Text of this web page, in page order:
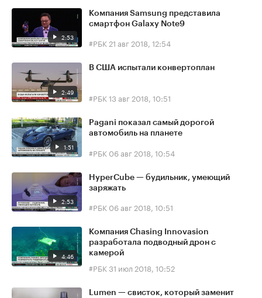
2:53
Компания Samsung представила
смартфон Galaxy Note9
#РБК 21 авг 2018, 12:54
2:49
В США испытали конвертоплан
#РБК13 авг 2018, 10:51
1:51
Pagani показал самый дорогой
автомобиль на планете
#РБК 06 авг 2018, 10:54
2:53
HyperCube — будильник, умеющий
заряжать
#РБК 06 авг 2018, 10:51
4:46
Компания Chasing Innovasion
разработала подводный дрон с
камерой
#РБК31 июл 2018, 10:52
Lumen — свисток, который заменит